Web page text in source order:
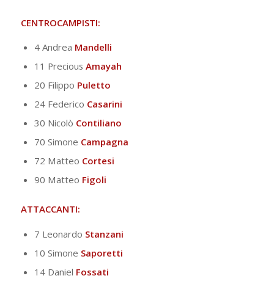
CENTROCAMPISTI:
4 Andrea Mandelli
11 Precious Amayah
20 Filippo Puletto
24 Federico Casarini
30 Nicolò Contiliano
70 Simone Campagna
72 Matteo Cortesi
90 Matteo Figoli
ATTACCANTI:
7 Leonardo Stanzani
10 Simone Saporetti
14 Daniel Fossati